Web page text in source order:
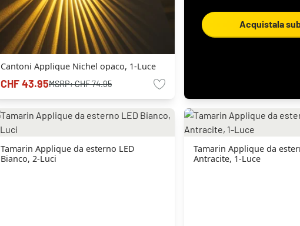
Cantoni Applique Nichel opaco, 1-Luce
CHF 43.95MSRP:CHF 74.95
Acquistala
Tamarin Applique da esterno LED
Bianco, 2-Luci
Tamarin Applique da
Antracite, 1-Luce